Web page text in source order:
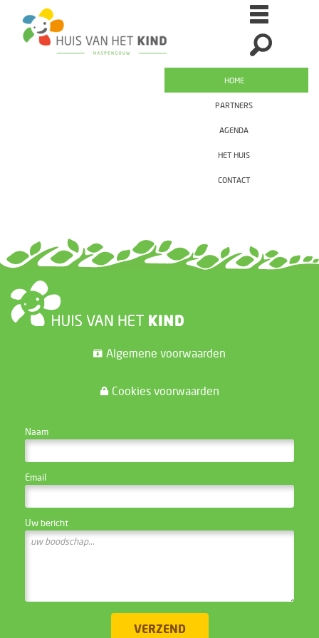
HOME
PARTNERS
AGENDA
HET HUIS
CONTACT
Algemene voorwaarden
Cookies voorwaarden
Naam
Email
Uw bericht
VERZEND